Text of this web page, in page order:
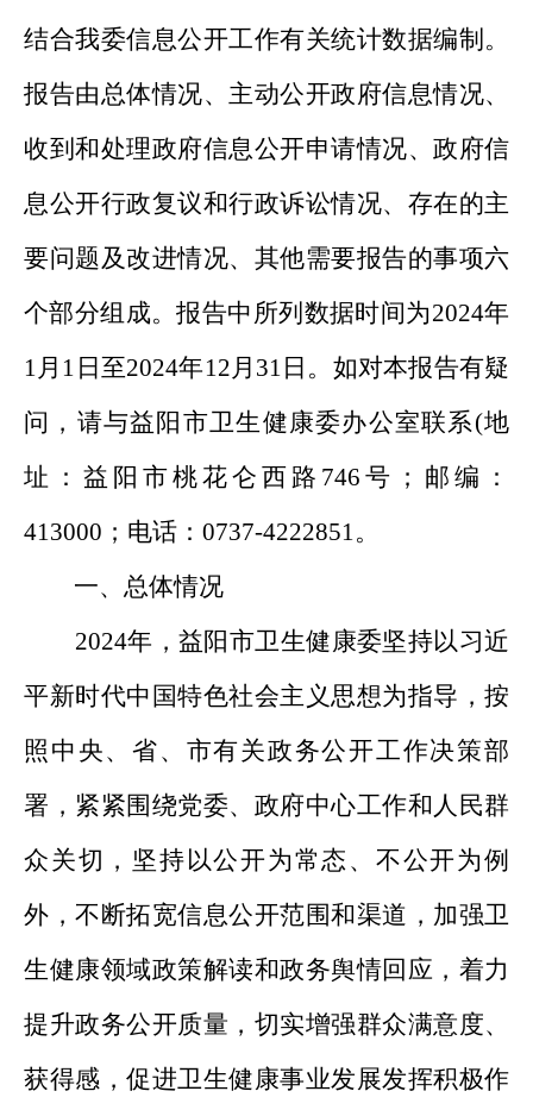
结合我委信息公开工作有关统计数据编制。
报告由总体情况、主动公开政府信息情况、
收到和处理政府信息公开申请情况、政府信
息公开行政复议和行政诉讼情况、存在的主
要问题及改进情况、其他需要报告的事项六
个部分组成。报告中所列数据时间为2024年
1月1日至2024年12月31日。如对本报告有疑
问，请与益阳市卫生健康委办公室联系(地
址：益阳市桃花仑西路746号；邮编：
413000；电话：0737-4222851。
一、总体情况
2024年，益阳市卫生健康委坚持以习近
平新时代中国特色社会主义思想为指导，按
照中央、省、市有关政务公开工作决策部
署，紧紧围绕党委、政府中心工作和人民群
众关切，坚持以公开为常态、不公开为例
外，不断拓宽信息公开范围和渠道，加强卫
生健康领域政策解读和政务舆情回应，着力
提升政务公开质量，切实增强群众满意度、
获得感，促进卫生健康事业发展发挥积极作